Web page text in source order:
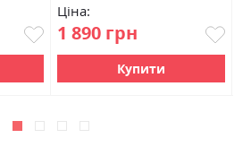
Ціна:
1 890 грн
Купити